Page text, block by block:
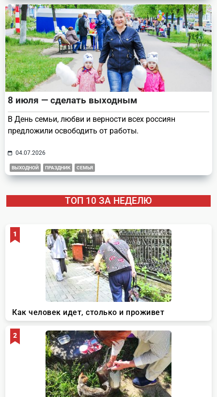
8 июля — сделать выходным
В День семьи, любви и верности всех россиян
предложили освободить от работы.
04.07.2026
ВЫХОДНОЙ ПРАЗДНИК СЕМЬЯ
ТОП 10 ЗА НЕДЕЛЮ